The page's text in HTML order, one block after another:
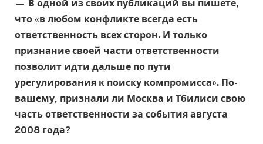
— В одной из своих публикаций вы пишете,
что «в любом конфликте всегда есть
ответственность всех сторон. И только
признание своей части ответственности
позволит идти дальше по пути
урегулирования к поиску компромисса». По-
вашему, признали ли Москва и Тбилиси свою
часть ответственности за события августа
2008 года?